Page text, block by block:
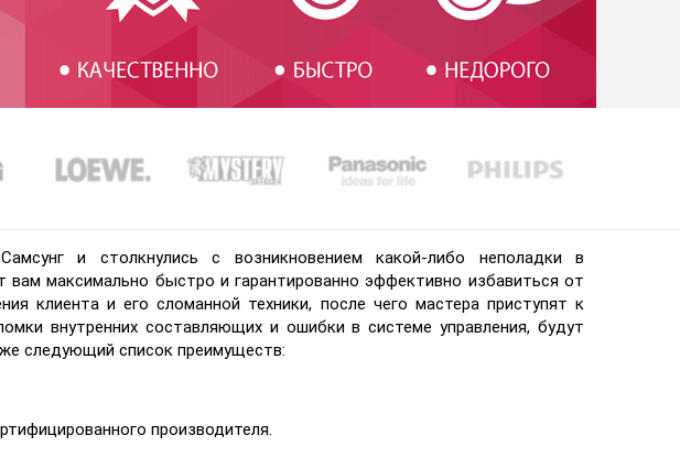
и столкнулись с возникновением какой-либо неполадки в
максимально быстро и гарантированно эффективно избавиться от
клиента и его сломанной техники, после чего мастера приступят к
внутренних составляющих и ошибки в системе управления, будут
следующий список преимуществ:
производителя.